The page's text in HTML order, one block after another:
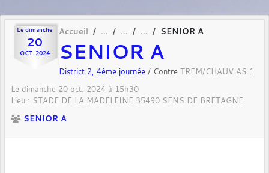
Le dimanche
20
OCT. 2024
Accueil SENIOR A
SENIOR A
District 2, 4ème journée / Contre TREM/CHAUV AS 1
Le dimanche 20 oct. 2024 à 15h30
Lieu : STADE DE LA MADELEINE 35490 SENS DE BRETAGNE
SENIOR A